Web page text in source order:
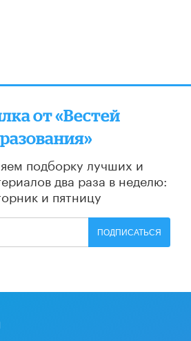
от «Вестей
подборку лучших и
два раза в неделю:
и пятницу
ПОДПИСАТЬСЯ